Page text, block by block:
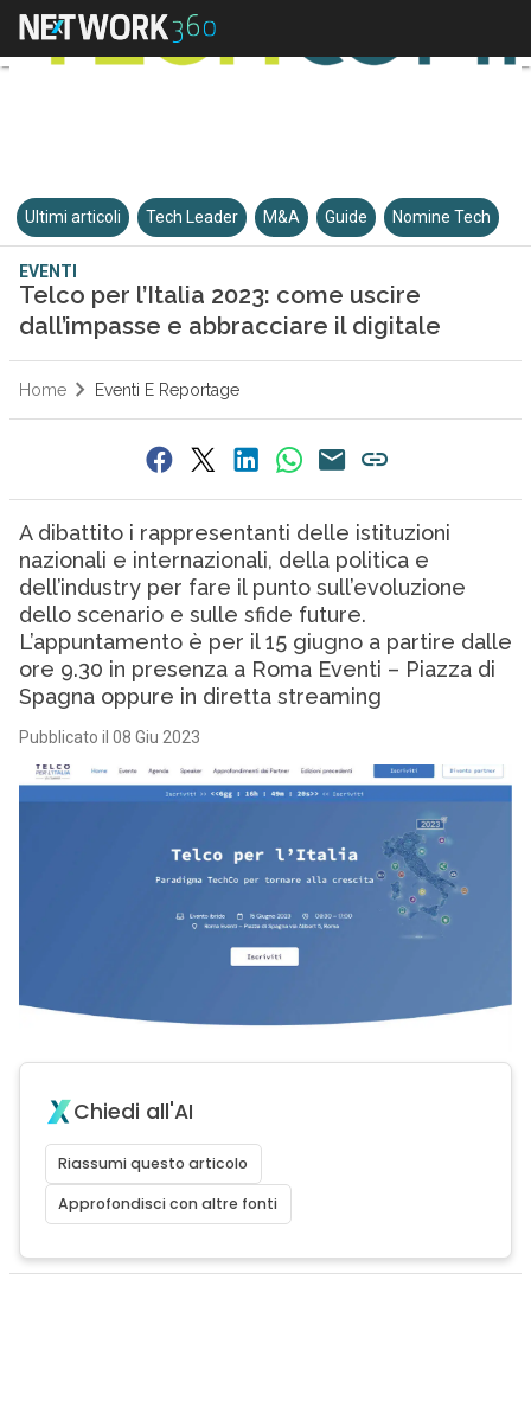
Ultimi articoli Tech Leader M&A Guide Nomine Tech
EVENTI
Telco per l’Italia 2023: come uscire
dall’impasse e abbracciare il digitale
Home Eventi E Reportage
A dibattito i rappresentanti delle istituzioni
nazionali e internazionali, della politica e
dell’industry per fare il punto sull’evoluzione
dello scenario e sulle sfide future.
L’appuntamento è per il 15 giugno a partire dalle
ore 9.30 in presenza a Roma Eventi – Piazza di
Spagna oppure in diretta streaming
Pubblicato il 08 Giu 2023
Chiedi all'AI
Riassumi questo articolo
Approfondisci con altre fonti